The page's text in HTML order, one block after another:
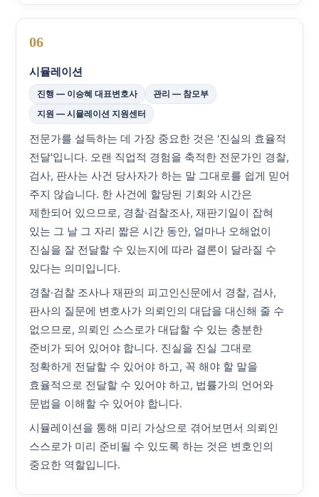
06
시뮬레이션
진행 — 이승혜 대표변호사
관리 — 참모부
지원 — 시뮬레이션 지원센터
전문가를 설득하는 데 가장 중요한 것은 '진실의 효율적
전달'입니다. 오랜 직업적 경험을 축적한 전문가인 경찰,
검사, 판사는 사건 당사자가 하는 말 그대로를 쉽게 믿어
주지 않습니다. 한 사건에 할당된 기회와 시간은
제한되어 있으므로, 경찰·검찰조사, 재판기일이 잡혀
있는 그 날 그 자리 짧은 시간 동안, 얼마나 오해없이
진실을 잘 전달할 수 있는지에 따라 결론이 달라질 수
있다는 의미입니다.
경찰·검찰 조사나 재판의 피고인신문에서 경찰, 검사,
판사의 질문에 변호사가 의뢰인의 대답을 대신해 줄 수
없으므로, 의뢰인 스스로가 대답할 수 있는 충분한
준비가 되어 있어야 합니다. 진실을 진실 그대로
정확하게 전달할 수 있어야 하고, 꼭 해야 할 말을
효율적으로 전달할 수 있어야 하고, 법률가의 언어와
문법을 이해할 수 있어야 합니다.
시뮬레이션을 통해 미리 가상으로 겪어보면서 의뢰인
스스로가 미리 준비될 수 있도록 하는 것은 변호인의
중요한 역할입니다.